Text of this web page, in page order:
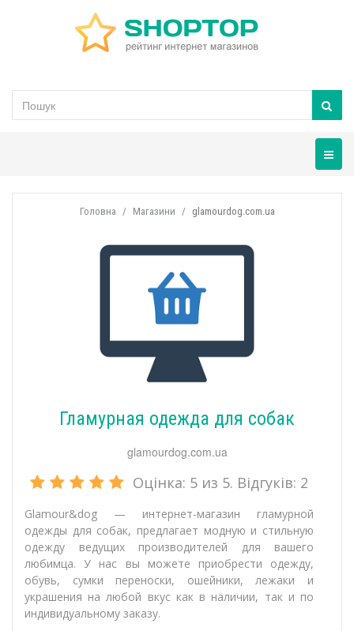
Головна Магазини glamourdog.com.ua
Гламурная одежда для собак
glamourdog.com.ua
Оцінка: 5 из 5. Відгуків: 2
Glamour&dog — интернет-магазин гламурной
одежды для собак, предлагает модную и стильную
одежду ведущих производителей для вашего
любимца. У нас вы можете приобрести одежду,
обувь, сумки переноски, ошейники, лежаки и
украшения на любой вкус как в наличии, так и по
индивидуальному заказу.